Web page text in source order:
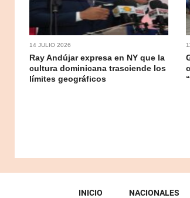
14 JULIO 2026
Ray Andújar expresa en NY que la
cultura dominicana trasciende los
límites geográficos
INICIO NACIONALES